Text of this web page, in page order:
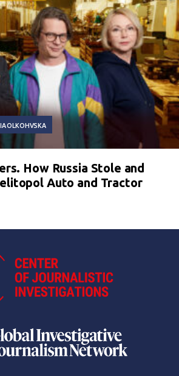
OLKOHVSKA
How Russia Stole and
Auto and Tractor